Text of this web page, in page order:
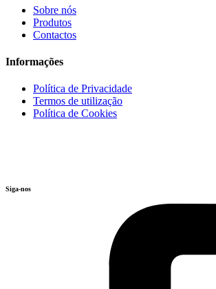
Sobre nós
Produtos
Contactos
Informações
Política de Privacidade
Termos de utilização
Política de Cookies
Siga-nos